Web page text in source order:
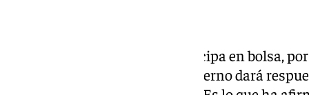
Aena es una sociedad que participa en bolsa,
planes que tiene. Pero este Gobierno dará